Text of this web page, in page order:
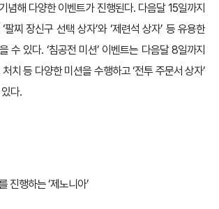
념해 다양한 이벤트가 진행된다. 다음달 15일까지
찌 장신구 선택 상자’와 ‘제련석 상자’ 등 유용한
수 있다. ‘침공전 미션’ 이벤트는 다음달 8일까지
치 등 다양한 미션을 수행하고 ‘전투 주문서 상자’
다.
진행하는 ‘제노니아’